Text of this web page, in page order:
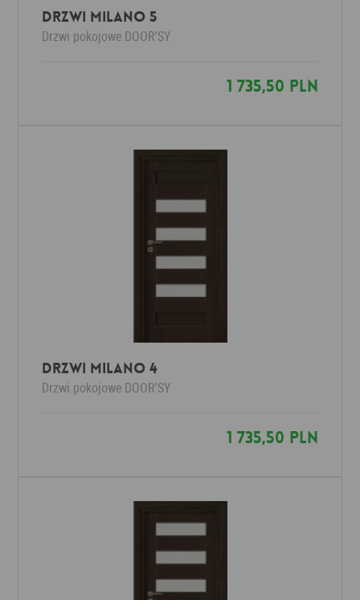
Drzwi Milano 5
Drzwi pokojowe DOOR'SY
1 735,50 PLN
Drzwi Milano 4
Drzwi pokojowe DOOR'SY
1 735,50 PLN